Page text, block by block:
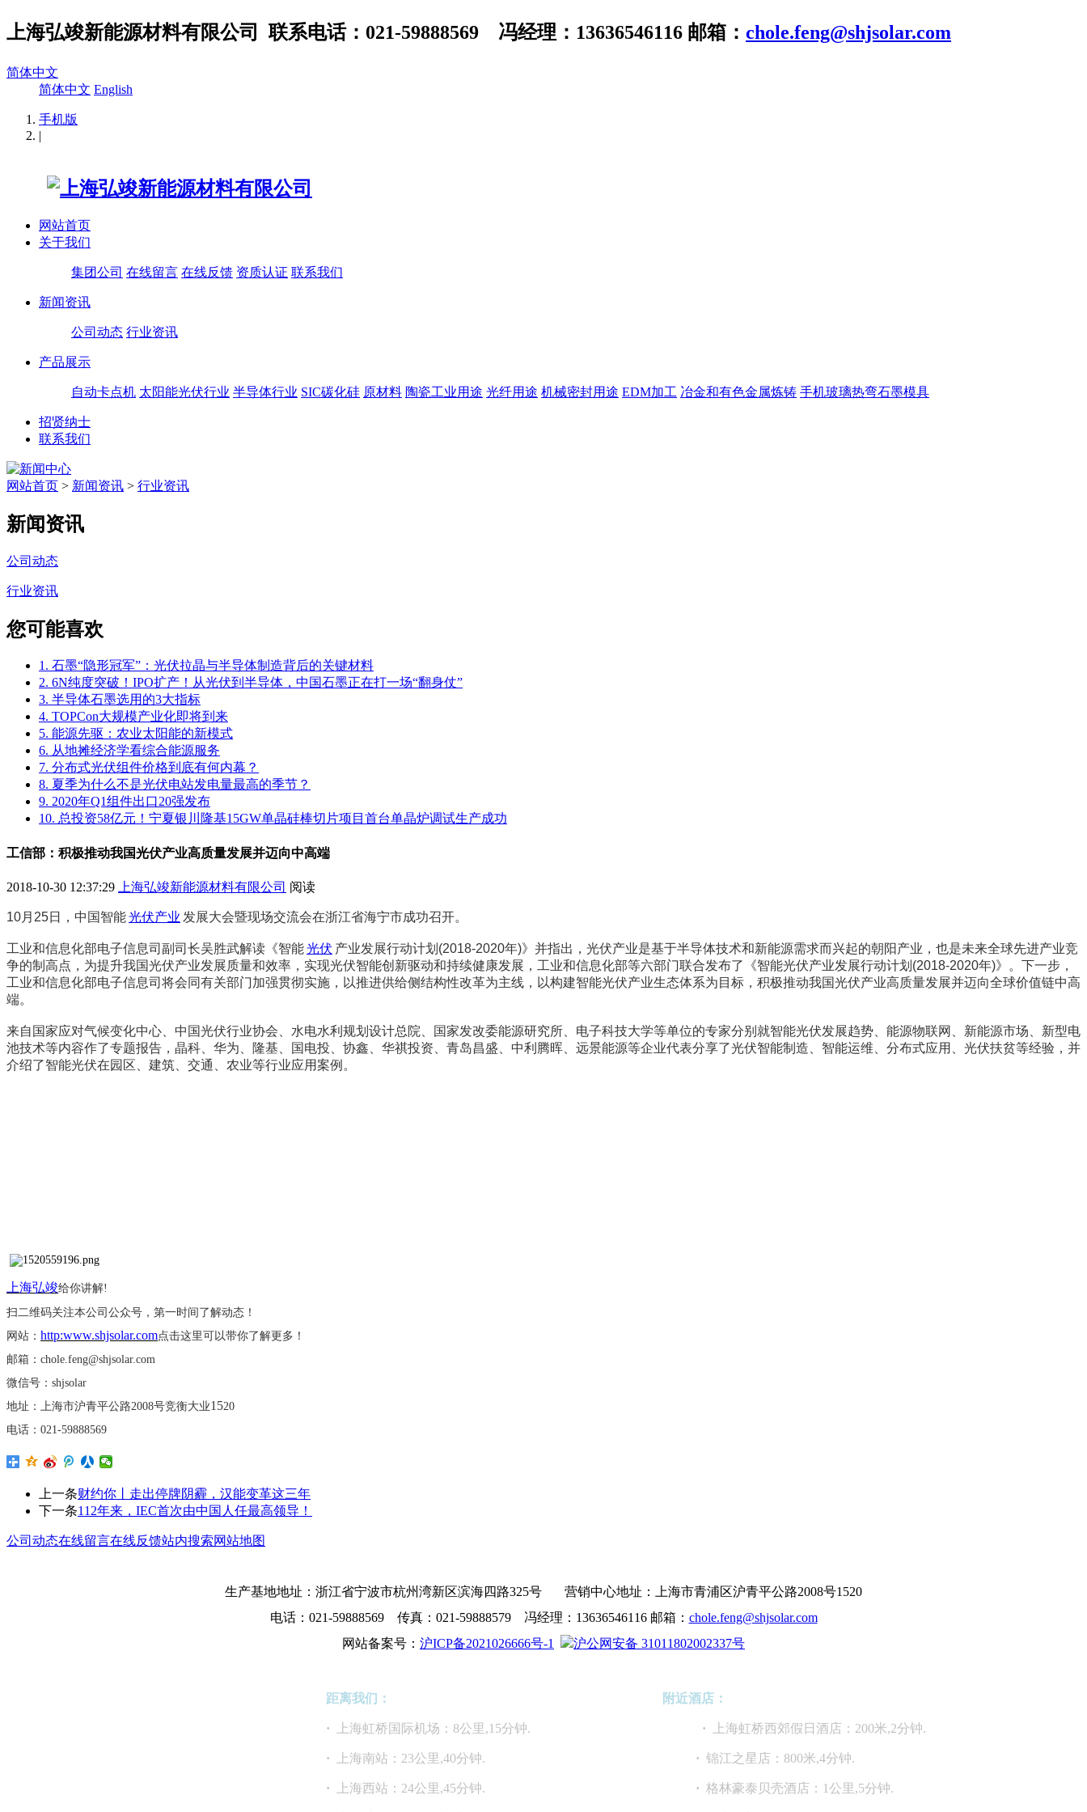
上海弘竣新能源材料有限公司 联系电话：021-59888569 冯经理：13636546116 邮箱： chole.feng@shjsolar.com
简体中文
简体中文 English
手机版
|
网站首页
关于我们
集团公司 在线留言 在线反馈 资质认证 联系我们
新闻资讯
公司动态 行业资讯
产品展示
自动卡点机 太阳能光伏行业 半导体行业 SIC碳化硅 原材料 陶瓷工业用途 光纤用途 机械密封用途 EDM加工 冶金和有色金属炼铸 手机玻璃热弯石墨模具
招贤纳士
联系我们
网站首页 > 新闻资讯 > 行业资讯
新闻资讯
公司动态
行业资讯
您可能喜欢
1. 石墨“隐形冠军”：光伏拉晶与半导体制造背后的关键材料
2. 6N纯度突破！IPO扩产！从光伏到半导体，中国石墨正在打一场“翻身仗”
3. 半导体石墨选用的3大指标
4. TOPCon大规模产业化即将到来
5. 能源先驱：农业太阳能的新模式
6. 从地摊经济学看综合能源服务
7. 分布式光伏组件价格到底有何内幕？
8. 夏季为什么不是光伏电站发电量最高的季节？
9. 2020年Q1组件出口20强发布
10. 总投资58亿元！宁夏银川隆基15GW单晶硅棒切片项目首台单晶炉调试生产成功
工信部：积极推动我国光伏产业高质量发展并迈向中高端
2018-10-30 12:37:29 上海弘竣新能源材料有限公司 阅读
10月25日，中国智能光伏产业 发展大会暨现场交流会在浙江省海宁市成功召开。
工业和信息化部电子信息司副司长吴胜武解读《智能光伏 产业发展行动计划(2018-2020年)》并指出，光伏产业是基于半导体技术和新能源需求而兴起的朝阳产业，也是未来全球先进产业竞
争的制高点，为提升我国光伏产业发展质量和效率，实现光伏智能创新驱动和持续健康发展，工业和信息化部等六部门联合发布了《智能光伏产业发展行动计划(2018-2020年)》。下一步，
工业和信息化部电子信息司将会同有关部门加强贯彻实施，以推进供给侧结构性改革为主线，以构建智能光伏产业生态体系为目标，积极推动我国光伏产业高质量发展并迈向全球价值链中高
端。
来自国家应对气候变化中心、中国光伏行业协会、水电水利规划设计总院、国家发改委能源研究所、电子科技大学等单位的专家分别就智能光伏发展趋势、能源物联网、新能源市场、新型电
池技术等内容作了专题报告，晶科、华为、隆基、国电投、协鑫、华祺投资、青岛昌盛、中利腾晖、远景能源等企业代表分享了光伏智能制造、智能运维、分布式应用、光伏扶贫等经验，并
介绍了智能光伏在园区、建筑、交通、农业等行业应用案例。
上海弘竣给你讲解!
扫二维码关注本公司公众号，第一时间了解动态！
网站： http:www.shjsolar.com点击这里可以带你了解更多！
邮箱： chole.feng@shjsolar.com
微信号： shjsolar
地址：上海市沪青平公路2008号竞衡大业1520
电话： 021-59888569
上一条财约你丨走出停牌阴霾，汉能变革这三年
下一条112年来，IEC首次由中国人任最高领导！
公司动态在线留言在线反馈站内搜索网站地图
生产基地地址：浙江省宁波市杭州湾新区滨海四路325号 营销中心地址：上海市青浦区沪青平公路2008号1520
电话：021-59888569 传真：021-59888579 冯经理：13636546116 邮箱： chole.feng@shjsolar.com
网站备案号： 沪ICP备2021026666号-1 沪公网安备 31011802002337号
距离我们： 附近酒店：
· 上海虹桥国际机场：8公里,15分钟. · 上海虹桥西郊假日酒店：200米,2分钟.
· 上海南站：23公里,40分钟. · 锦江之星店：800米,4分钟.
· 上海西站：24公里,45分钟. · 格林豪泰贝壳酒店：1公里,5分钟.